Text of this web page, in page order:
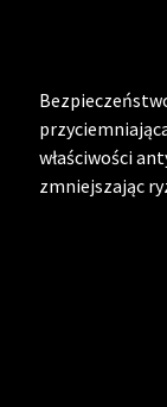
właściwości
zmniejszając